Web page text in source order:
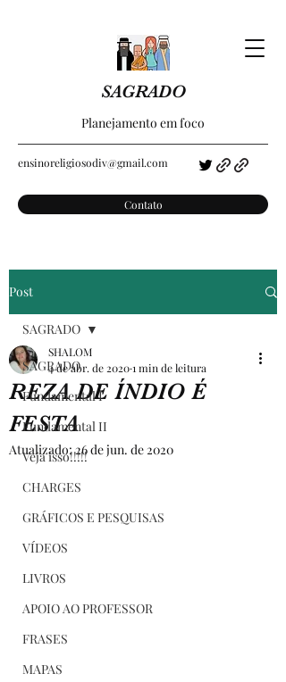
SAGRADO
Planejamento em foco
ensinoreligiosodiv@gmail.com
Contato
Post
SAGRADO
Fundamental I
Fundamental II
Veja isso!!!!!
CHARGES
GRÁFICOS E PESQUISAS
VÍDEOS
LIVROS
APOIO AO PROFESSOR
FRASES
MAPAS
SAGRADO
REZA DE ÍNDIO É
FESTA
SHALOM
4 de abr. de 20201 min de leitura
Atualizado:26 de jun. de 2020